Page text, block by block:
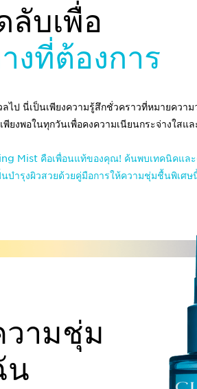
ลับเพื่อ
งที่ต้องการ
ลไป นี่เป็นเพียงความรู้สึกชั่วคราวที่หมายคว
งพอในทุกวันเพื่อคงความเนียนกระจ่างใสแล
Mist คือเพื่อนแท้ของคุณ! ค้นพบเทคนิคแล
บำรุงผิวสวยด้วยคู่มือการให้ความชุ่มชื้นพิเศษ
วามชุ่ม
น